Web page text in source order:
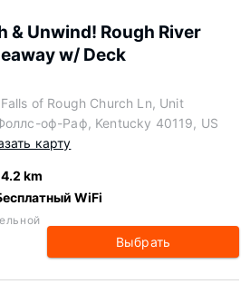
& Unwind! Rough River
w/ Deck
of Rough Church Ln, Unit
оф-Раф, Kentucky 40119, US
карту
km
WiFi
Выбрать